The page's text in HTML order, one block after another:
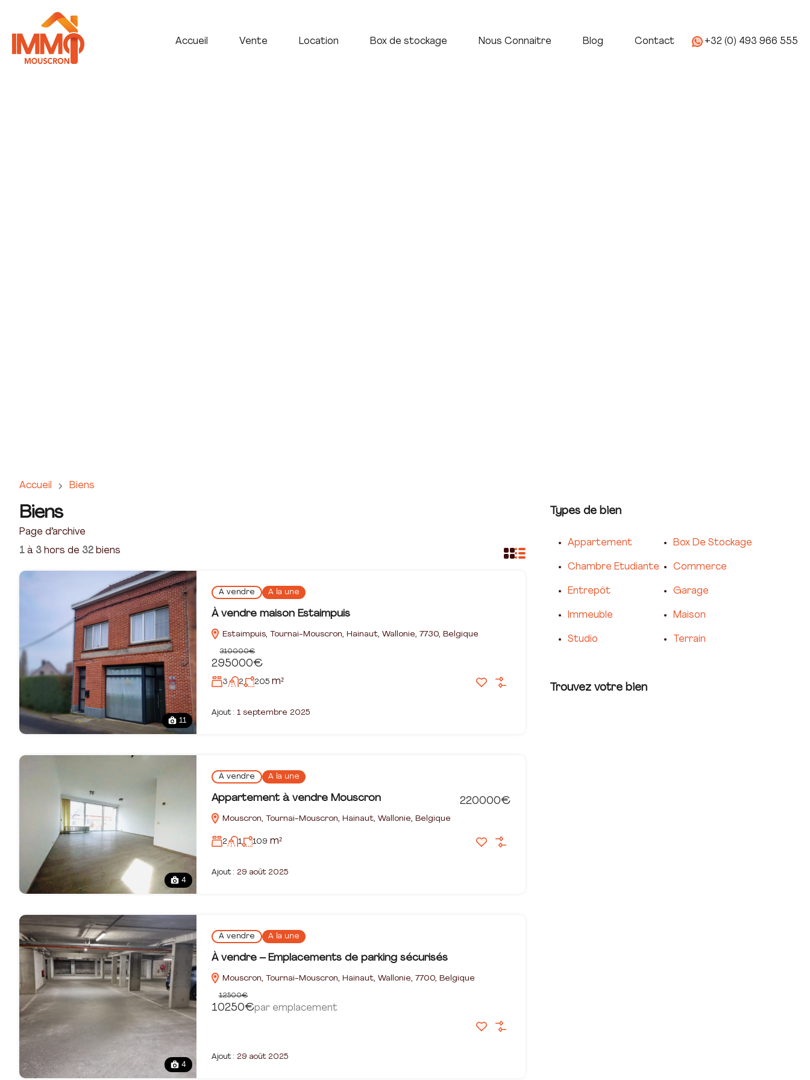
Accueil Vente Location Box de stockage Nous Connaitre Blog Contact
Accueil Vente Location Box de stockage Nous Connaitre Blog Contact +32 (0) 493 966 555
Accueil Biens
Biens
Page d’archive
1 à 3 hors de 32 biens
11
À vendre A la une
À vendre maison Estaimpuis
Estaimpuis, Tournai-Mouscron, Hainaut, Wallonie, 7730, Belgique
295000€
310000€
3 2 205 m²
Ajout : 1 septembre 2025
4
À vendre A la une
Appartement à vendre Mouscron
Mouscron, Tournai-Mouscron, Hainaut, Wallonie, Belgique
220000€
2 1 109 m²
Ajout : 29 août 2025
4
À vendre A la une
À vendre – Emplacements de parking sécurisés
Mouscron, Tournai-Mouscron, Hainaut, Wallonie, 7700, Belgique
10250€
12500€
par emplacement
Ajout : 29 août 2025
Types de bien
Appartement Box De Stockage
Chambre Etudiante Commerce
Entrepôt Garage
Immeuble Maison
Studio Terrain
Trouvez votre bien